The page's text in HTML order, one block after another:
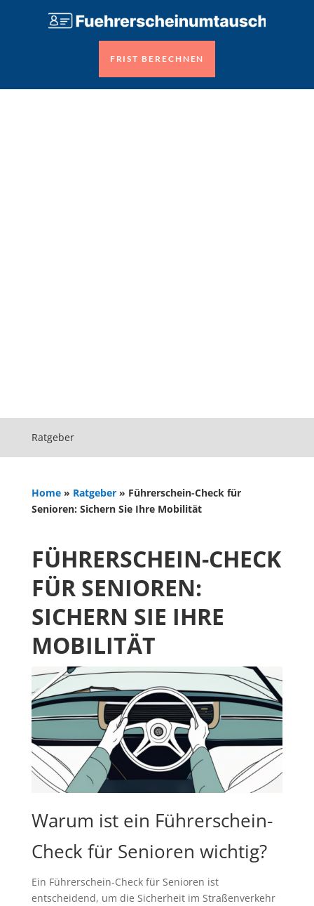
FRIST BERECHNEN
Ratgeber
Home» Ratgeber» Führerschein-Check für
Senioren: Sichern Sie Ihre Mobilität
FÜHRERSCHEIN-CHECK
FÜR SENIOREN:
SICHERN SIE IHRE
MOBILITÄT
Warum ist ein Führerschein-
Check für Senioren wichtig?
Ein Führerschein-Check für Senioren ist
entscheidend, um die Sicherheit im Straßenverkehr